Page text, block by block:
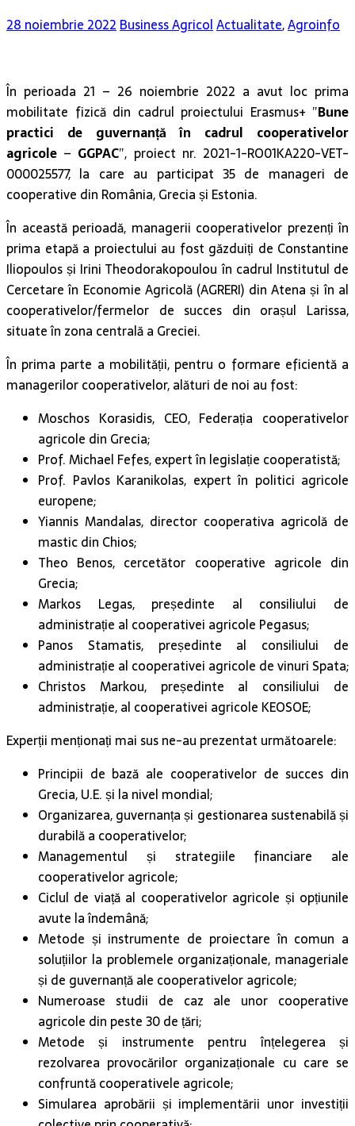
28 noiembrie 2022Business AgricolActualitate,Agroinfo
În perioada 21 – 26 noiembrie 2022 a avut loc prima
mobilitate fizică din cadrul proiectului Erasmus+ ”Bune
practici de guvernanță în cadrul cooperativelor
agricole – GGPAC”, proiect nr. 2021-1-RO01KA220-VET-
000025577, la care au participat 35 de manageri de
cooperative din România, Grecia și Estonia.
În această perioadă, managerii cooperativelor prezenți în
prima etapă a proiectului au fost găzduiți de Constantine
Iliopoulos și Irini Theodorakopoulou în cadrul Institutul de
Cercetare în Economie Agricolă (AGRERI) din Atena și în al
cooperativelor/fermelor de succes din orașul Larissa,
situate în zona centrală a Greciei.
În prima parte a mobilității, pentru o formare eficientă a
managerilor cooperativelor, alături de noi au fost:
Moschos Korasidis, CEO, Federația cooperativelor
agricole din Grecia;
Prof. Michael Fefes, expert în legislație cooperatistă;
Prof. Pavlos Karanikolas, expert în politici agricole
europene;
Yiannis Mandalas, director cooperativa agricolă de
mastic din Chios;
Theo Benos, cercetător cooperative agricole din
Grecia;
Markos Legas, președinte al consiliului de
administrație al cooperativei agricole Pegasus;
Panos Stamatis, președinte al consiliului de
administrație al cooperativei agricole de vinuri Spata;
Christos Markou, președinte al consiliului de
administrație, al cooperativei agricole KEOSOE;
Experții menționați mai sus ne-au prezentat următoarele:
Principii de bază ale cooperativelor de succes din
Grecia, U.E. și la nivel mondial;
Organizarea, guvernanța și gestionarea sustenabilă și
durabilă a cooperativelor;
Managementul și strategiile financiare ale
cooperativelor agricole;
Ciclul de viață al cooperativelor agricole și opțiunile
avute la îndemână;
Metode și instrumente de proiectare în comun a
soluțiilor la problemele organizaționale, manageriale
și de guvernanță ale cooperativelor agricole;
Numeroase studii de caz ale unor cooperative
agricole din peste 30 de țări;
Metode și instrumente pentru înțelegerea și
rezolvarea provocărilor organizaționale cu care se
confruntă cooperativele agricole;
Simularea aprobării și implementării unor investiții